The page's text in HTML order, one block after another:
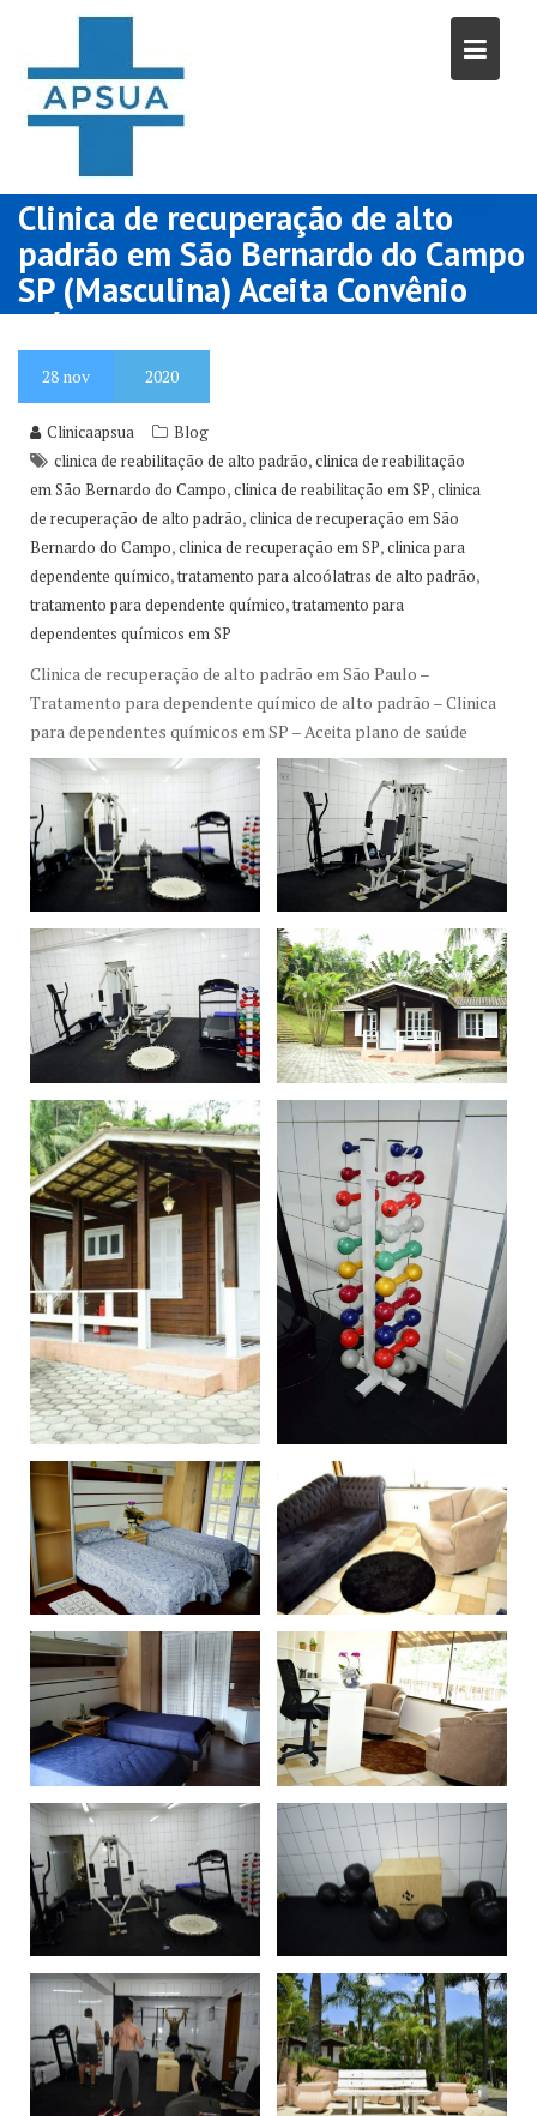
content
Clinica de recuperação de alto
padrão em São Bernardo do Campo
SP (Masculina) Aceita Convênio
médico
28 nov 2020
Clinicaapsua
Blog
clinica de reabilitação de alto padrão,clinica de reabilitação
em São Bernardo do Campo,clinica de reabilitação em SP,clinica
de recuperação de alto padrão,clinica de recuperação em São
Bernardo do Campo,clinica de recuperação em SP,clinica para
dependente químico,tratamento para alcoólatras de alto padrão,
tratamento para dependente químico,tratamento para
dependentes químicos em SP
Clinica de recuperação de alto padrão em São Paulo –
Tratamento para dependente químico de alto padrão – Clinica
para dependentes químicos em SP – Aceita plano de saúde